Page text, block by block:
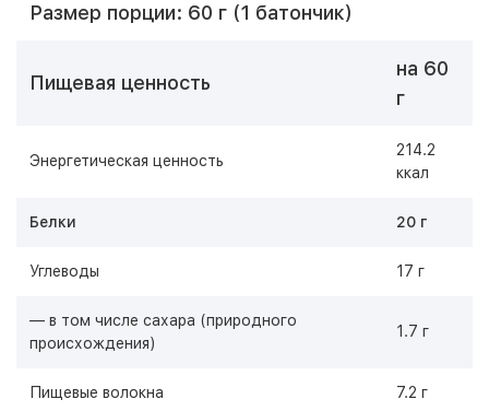
Размер порции: 60 г (1 батончик)
Пищевая ценность
на 60
г
Энергетическая ценность
214.2
ккал
Белки 20 г
Углеводы 17 г
— в том числе сахара (природного
происхождения)
1.7 г
Пищевые волокна 7.2 г